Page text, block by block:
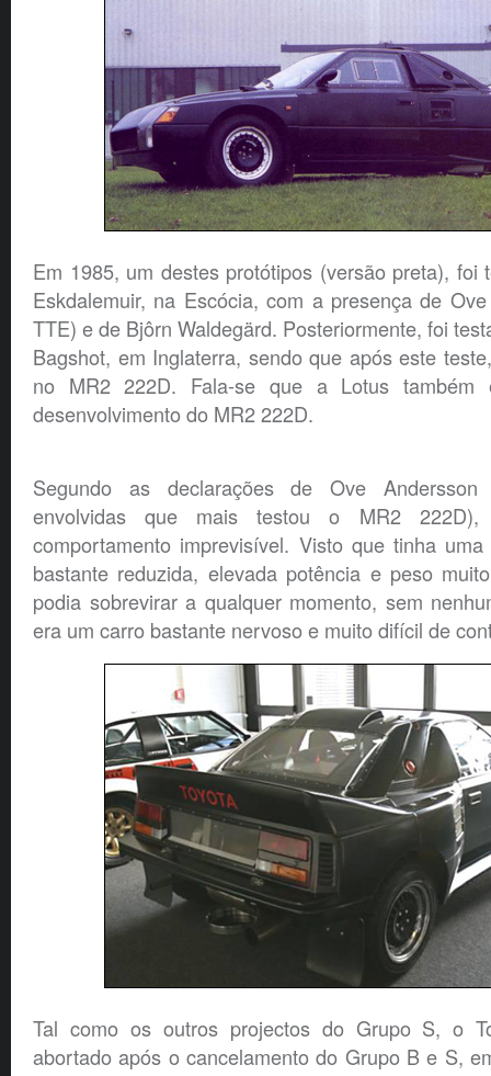
Em 1985, um destes protótipos (versão preta), foi
Eskdalemuir, na Escócia, com a presença de
TTE) e de Bjôrn Waldegärd. Posteriormente, foi
Bagshot, em Inglaterra, sendo que após este
no MR2 222D. Fala-se que a Lotus também
desenvolvimento do MR2 222D.
Segundo as declarações de Ove
envolvidas que mais testou o MR2
comportamento imprevisível. Visto que tinha
bastante reduzida, elevada potência e peso
podia sobrevirar a qualquer momento, sem
era um carro bastante nervoso e muito difícil de
Tal como os outros projectos do Grupo S, o
abortado após o cancelamento do Grupo B e S,